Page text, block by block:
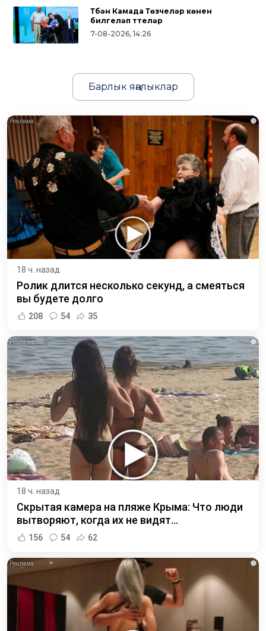
Түбән Камада Төзүчеләр көнен
билгеләп үттеләр
7-08-2026, 14:26
Барлык яңалыклар
i
18 ч. назад
Ролик длится несколько секунд, а смеяться
вы будете долго
208 54 35
i
18 ч. назад
Скрытая камера на пляже Крыма: Что люди
вытворяют, когда их не видят...
156 54 62
i